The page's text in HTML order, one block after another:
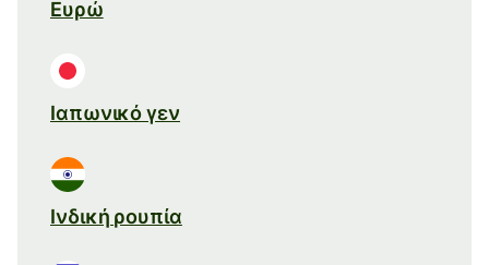
Ευρώ
Ιαπωνικό γεν
Ινδική ρουπία